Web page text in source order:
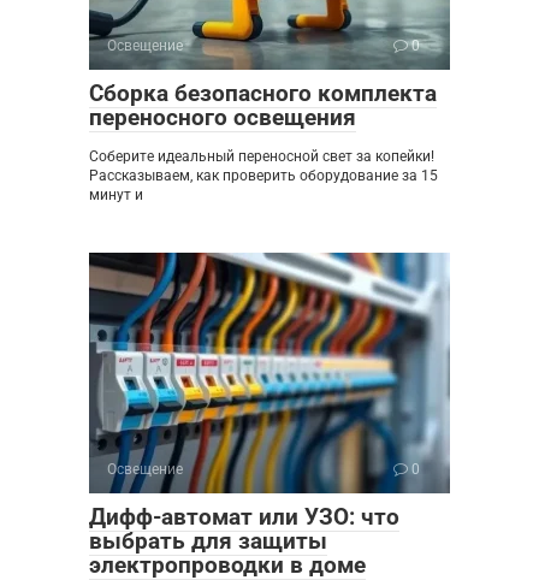
Освещение 0
Сборка безопасного комплекта
переносного освещения
Соберите идеальный переносной свет за копейки!
Рассказываем, как проверить оборудование за 15
минут и
Освещение 0
Дифф-автомат или УЗО: что
выбрать для защиты
электропроводки в доме